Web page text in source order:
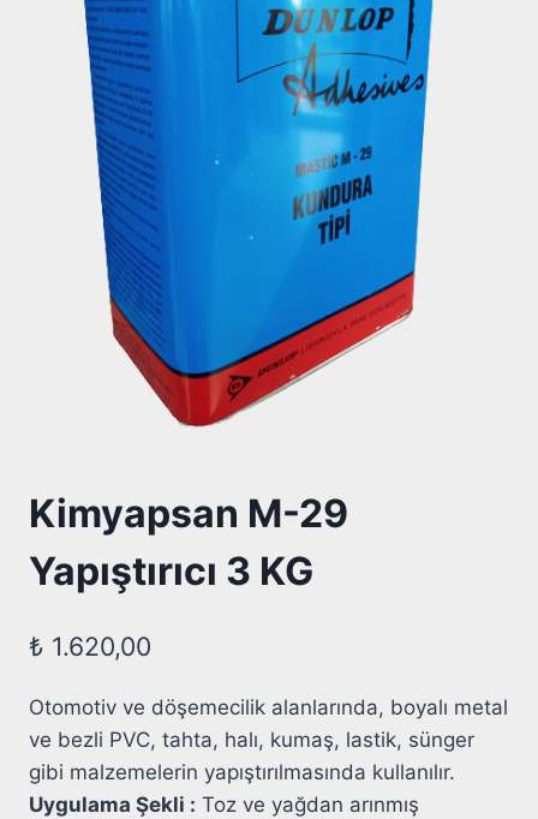
Kimyapsan M-29
Yapıştırıcı 3 KG
₺ 1.620,00
Otomotiv ve döşemecilik alanlarında, boyalı metal
ve bezli PVC, tahta, halı, kumaş, lastik, sünger
gibi malzemelerin yapıştırılmasında kullanılır.
Uygulama Şekli : Toz ve yağdan arınmış